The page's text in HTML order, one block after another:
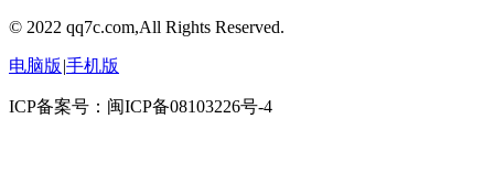
© 2022 qq7c.com,All Rights Reserved.
电脑版 |手机版
ICP备案号：闽ICP备08103226号-4